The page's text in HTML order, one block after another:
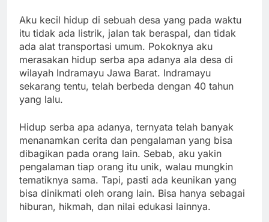
Aku kecil hidup di sebuah desa yang pada waktu
itu tidak ada listrik, jalan tak beraspal, dan tidak
ada alat transportasi umum. Pokoknya aku
merasakan hidup serba apa adanya ala desa di
wilayah Indramayu Jawa Barat. Indramayu
sekarang tentu, telah berbeda dengan 40 tahun
yang lalu.
Hidup serba apa adanya, ternyata telah banyak
menanamkan cerita dan pengalaman yang bisa
dibagikan pada orang lain. Sebab, aku yakin
pengalaman tiap orang itu unik, walau mungkin
tematiknya sama. Tapi, pasti ada keunikan yang
bisa dinikmati oleh orang lain. Bisa hanya sebagai
hiburan, hikmah, dan nilai edukasi lainnya.